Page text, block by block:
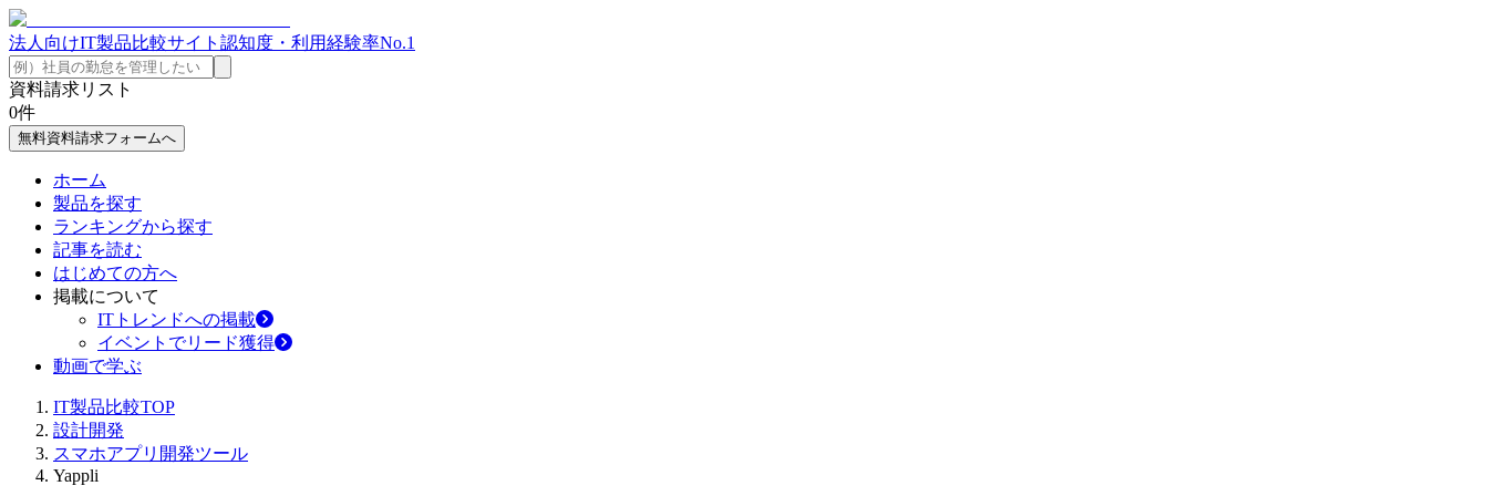
法人向けIT製品比較サイト 認知度・利用経験率No.1
資料請求リスト
0件
無料資料請求フォームへ
ホーム
製品を探す
ランキングから探す
記事を読む
はじめての方へ
掲載について
ITトレンドへの掲載
イベントでリード獲得
動画で学ぶ
IT製品比較TOP
設計開発
スマホアプリ開発ツール
Yappli